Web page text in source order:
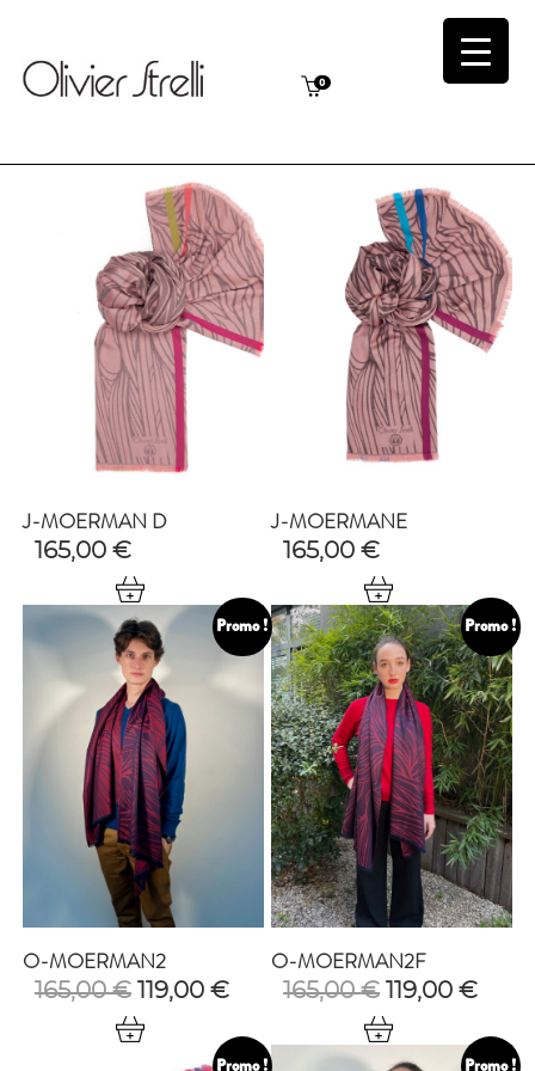
0
J-MOERMAN D
165,00 €
J-MOERMANE
165,00€
Promo !
O-MOERMAN2
165,00€ Le
prix
initial
était :
119,00 €Le
actuel
est :
Promo !
O-MOERMAN2F
165,00€ Le
initial
était :
119,00€Le
est :
Promo ! Promo !